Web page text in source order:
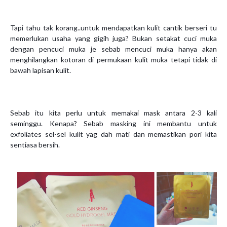
Tapi tahu tak korang..untuk mendapatkan kulit cantik berseri tu
memerlukan usaha yang gigih juga? Bukan setakat cuci muka
dengan pencuci muka je sebab mencuci muka hanya akan
menghilangkan kotoran di permukaan kulit muka tetapi tidak di
bawah lapisan kulit.
Sebab itu kita perlu untuk memakai mask antara 2-3 kali
seminggu. Kenapa? Sebab masking ini membantu untuk
exfoliates sel-sel kulit yag dah mati dan memastikan pori kita
sentiasa bersih.